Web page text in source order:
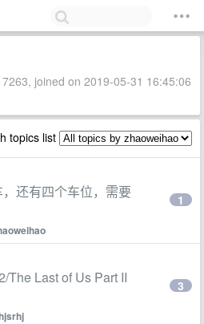
joined on 2019-05-31 16:45:06
topics list
还有四个车位，需要
1
The Last of Us Part II
3